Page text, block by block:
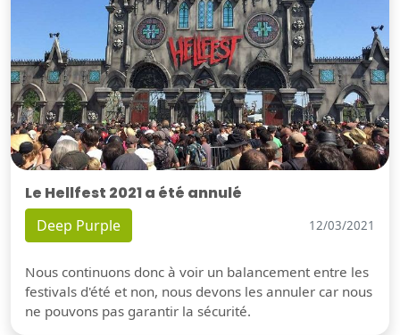
Le Hellfest 2021 a été annulé
Deep Purple 12/03/2021
Nous continuons donc à voir un balancement entre les
festivals d'été et non, nous devons les annuler car nous
ne pouvons pas garantir la sécurité.